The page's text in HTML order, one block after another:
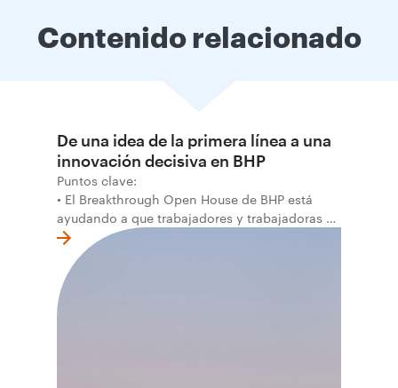
Contenido relacionado
De una idea de la primera línea a una
innovación decisiva en BHP
Puntos clave:
• El Breakthrough Open House de BHP está
ayudando a que trabajadores y trabajadoras de
la primera línea conviertan ideas prácticas en
soluciones probadas que pueden hacer el
trabajo más seguro, inteligente y productivo.
• El primer programa interno de innovación
recibió cerca de 1.000 postulaciones de